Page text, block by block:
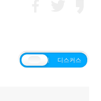
티스토리 디스커스